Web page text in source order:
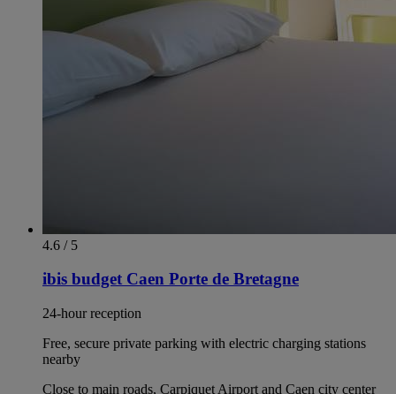
4.6 / 5
ibis budget Caen Porte de Bretagne
24-hour reception
Free, secure private parking with electric charging stations
nearby
Close to main roads, Carpiquet Airport and Caen city center